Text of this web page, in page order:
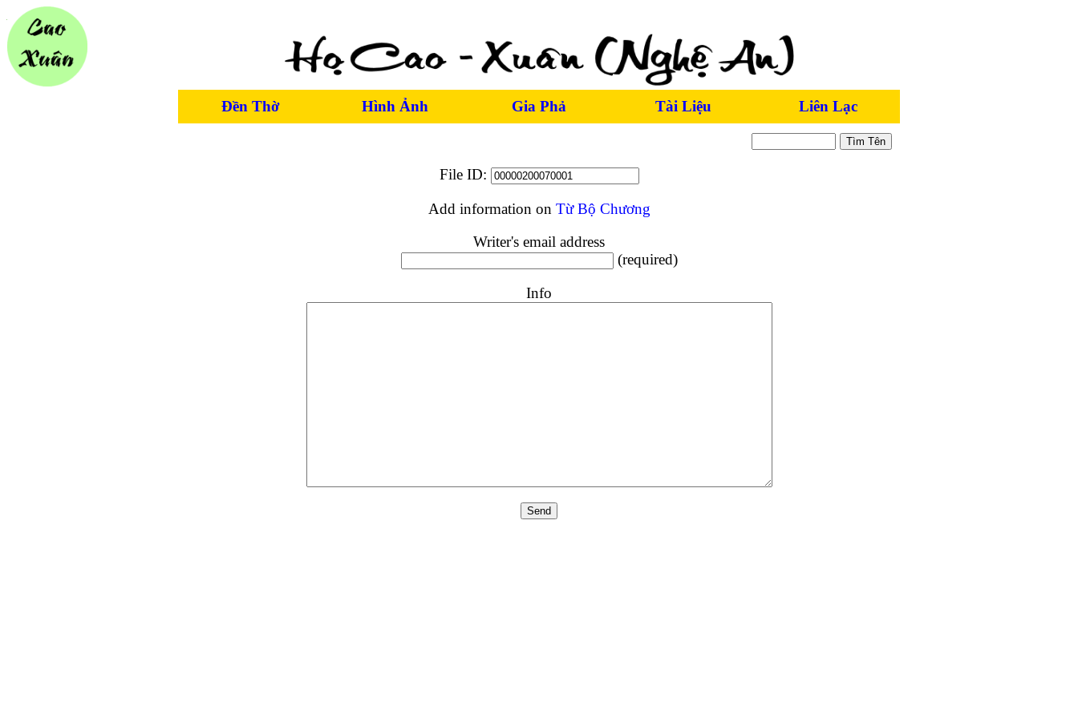
Đền Thờ Hình Ảnh Gia Phả Tài Liệu Liên Lạc
File ID:
Add information on Từ Bộ Chương
Writer's email address
(required)
Info